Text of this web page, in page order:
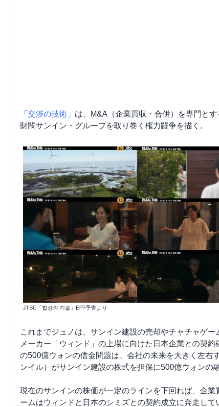
「交渉の技術」 は、M&A（企業買収・合併）を専門と
財閥サンイン・グループを取り巻く権力闘争を描く。
JTBC「협상의 기술」EP7予告より
これまでジュノは、サンイン建設の売却やチャチャゲ
メーカー「ウィンド」の上場に向けた日本企業との契
の500億ウォンの借金問題は、会社の未来を大きく左右
ンイル）がサンイン建設の株式を担保に500億ウォンの
現在のサンインの株価が一定のラインを下回れば、企
ームはウィンドと日本のシミズとの契約成立に奔走し